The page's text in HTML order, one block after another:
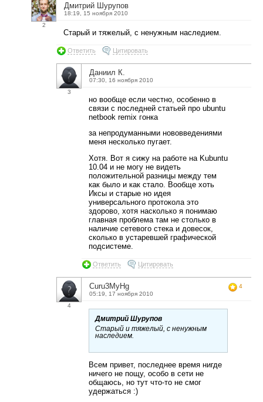
2
Дмитрий Шурупов
18:19, 15 ноября 2010
Старый и тяжелый, с ненужным наследием.
Ответить Цитировать
3
Даниил К.
07:30, 16 ноября 2010
но вообще если честно, особенно в
связи с последней статьей про ubuntu
netbook remix гонка
за непродуманными нововведениями
меня несколько пугает.
Хотя. Вот я сижу на работе на Kubuntu
10.04 и не могу не видеть
положительной разницы между тем
как было и как стало. Вообще хоть
Иксы и старые но идея
универсального протокола это
здорово, хотя насколько я понимаю
главная проблема там не столько в
наличие сетевого стека и довесок,
сколько в устаревшей графической
подсистеме.
Ответить Цитировать
4
Curu3MyHg
05:19, 17 ноября 2010
4
Дмитрий Шурупов
Старый и тяжелый, с ненужным
наследием.
Всем привет, последнее время нигде
ничего не пощу, особо в сети не
общаюсь, но тут что-то не смог
удержаться :)